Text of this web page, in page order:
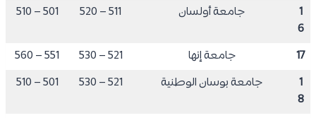
1
6
جامعة أولسان 511 – 520
501 – 510
17 جامعة إنها 521 – 530
551 – 560
1
8
جامعة بوسان الوطنية 521 – 530
501 – 510